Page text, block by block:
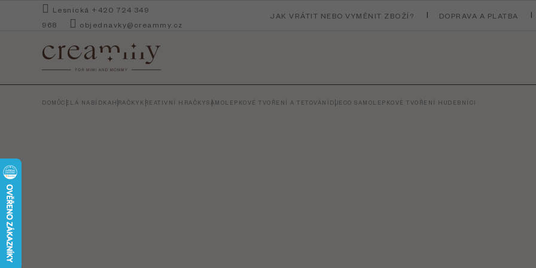
Lesnická +420 724 349
968
objednavky@creammy.cz
JAK VRÁTIT NEBO VYMĚNIT ZBOŽÍ? DOPRAVA A PLATBA
DOMŮCELÁ NABÍDKAHRAČKY KREATIVNÍ HRAČKYSAMOLEPKOVÉ TVOŘENÍ A TETOVÁNÍ DJECO SAMOLEPKOVÉ TVOŘENÍ HUDEBNÍCI